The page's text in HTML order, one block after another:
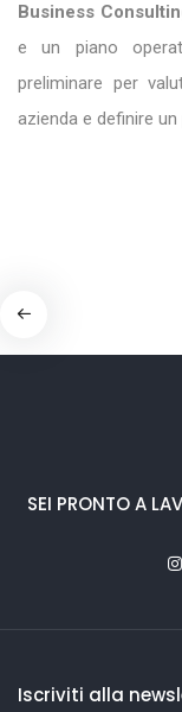
Business
e un piano
preliminare per
azienda e definire
SEI PRONTO A
Iscriviti alla